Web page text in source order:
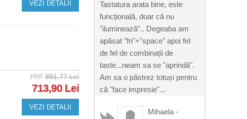
VEZI DETALII
PRP 891,77 Lei
713,90 Lei
VEZI DETALII
Tastatura arata bine, este
funcțională, doar că nu
"iluminează".. Degeaba am
apăsat "fn"+"space" apoi fel
de fel de combinații de
taste...neam sa se "aprindă".
Am sa o păstrez totuși pentru
că "face impresie"...
Mihaela -